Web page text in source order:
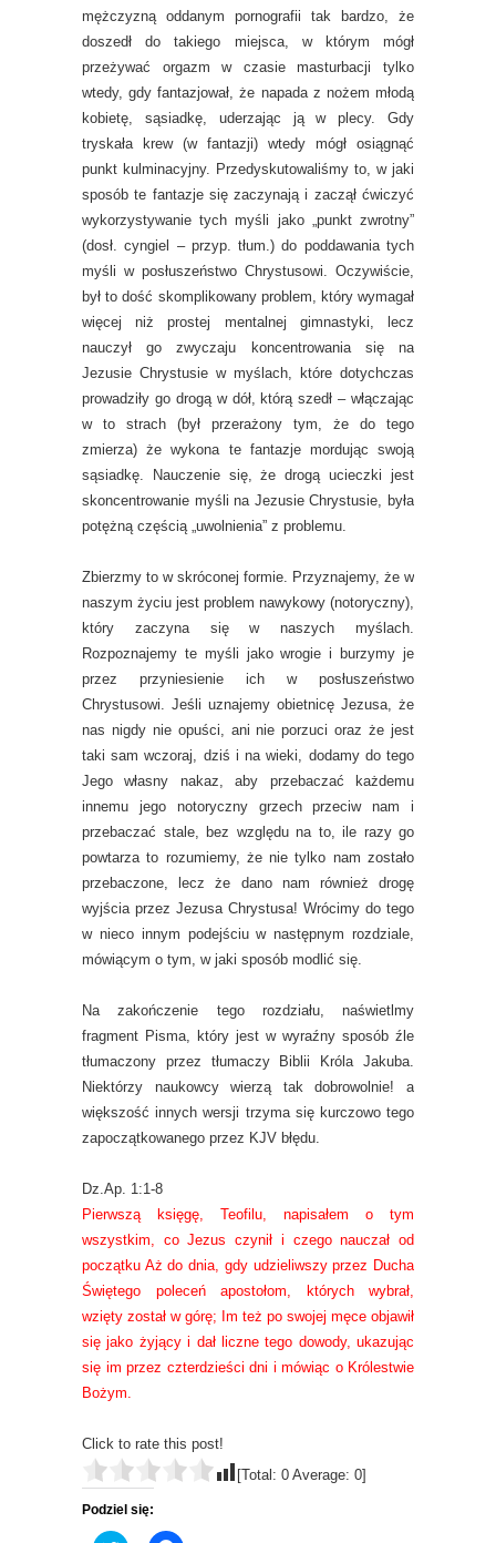
mężczyzną oddanym pornografii tak bardzo, że
doszedł do takiego miejsca, w którym mógł
przeżywać orgazm w czasie masturbacji tylko
wtedy, gdy fantazjował, że napada z nożem młodą
kobietę, sąsiadkę, uderzając ją w plecy. Gdy
tryskała krew (w fantazji) wtedy mógł osiągnąć
punkt kulminacyjny. Przedyskutowaliśmy to, w jaki
sposób te fantazje się zaczynają i zaczął ćwiczyć
wykorzystywanie tych myśli jako „punkt zwrotny”
(dosł. cyngiel – przyp. tłum.) do poddawania tych
myśli w posłuszeństwo Chrystusowi. Oczywiście,
był to dość skomplikowany problem, który wymagał
więcej niż prostej mentalnej gimnastyki, lecz
nauczył go zwyczaju koncentrowania się na
Jezusie Chrystusie w myślach, które dotychczas
prowadziły go drogą w dół, którą szedł – włączając
w to strach (był przerażony tym, że do tego
zmierza) że wykona te fantazje mordując swoją
sąsiadkę. Nauczenie się, że drogą ucieczki jest
skoncentrowanie myśli na Jezusie Chrystusie, była
potężną częścią „uwolnienia” z problemu.
Zbierzmy to w skróconej formie. Przyznajemy, że w
naszym życiu jest problem nawykowy (notoryczny),
który zaczyna się w naszych myślach.
Rozpoznajemy te myśli jako wrogie i burzymy je
przez przyniesienie ich w posłuszeństwo
Chrystusowi. Jeśli uznajemy obietnicę Jezusa, że
nas nigdy nie opuści, ani nie porzuci oraz że jest
taki sam wczoraj, dziś i na wieki, dodamy do tego
Jego własny nakaz, aby przebaczać każdemu
innemu jego notoryczny grzech przeciw nam i
przebaczać stale, bez względu na to, ile razy go
powtarza to rozumiemy, że nie tylko nam zostało
przebaczone, lecz że dano nam również drogę
wyjścia przez Jezusa Chrystusa! Wrócimy do tego
w nieco innym podejściu w następnym rozdziale,
mówiącym o tym, w jaki sposób modlić się.
Na zakończenie tego rozdziału, naświetlmy
fragment Pisma, który jest w wyraźny sposób źle
tłumaczony przez tłumaczy Biblii Króla Jakuba.
Niektórzy naukowcy wierzą tak dobrowolnie! a
większość innych wersji trzyma się kurczowo tego
zapoczątkowanego przez KJV błędu.
Dz.Ap. 1:1-8
Pierwszą księgę, Teofilu, napisałem o tym
wszystkim, co Jezus czynił i czego nauczał od
początku Aż do dnia, gdy udzieliwszy przez Ducha
Świętego poleceń apostołom, których wybrał,
wzięty został w górę; Im też po swojej męce objawił
się jako żyjący i dał liczne tego dowody, ukazując
się im przez czterdzieści dni i mówiąc o Królestwie
Bożym.
Click to rate this post!
[Total: 0 Average: 0]
Podziel się: